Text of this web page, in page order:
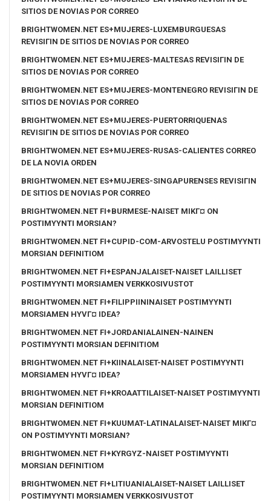
SITIOS DE NOVIAS POR CORREO
BRIGHTWOMEN.NET ES+MUJERES-LUXEMBURGUESAS
REVISIГІN DE SITIOS DE NOVIAS POR CORREO
BRIGHTWOMEN.NET ES+MUJERES-MALTESAS REVISIГІN DE
SITIOS DE NOVIAS POR CORREO
BRIGHTWOMEN.NET ES+MUJERES-MONTENEGRO REVISIГІN DE
SITIOS DE NOVIAS POR CORREO
BRIGHTWOMEN.NET ES+MUJERES-PUERTORRIQUENAS
REVISIГІN DE SITIOS DE NOVIAS POR CORREO
BRIGHTWOMEN.NET ES+MUJERES-RUSAS-CALIENTES CORREO
DE LA NOVIA ORDEN
BRIGHTWOMEN.NET ES+MUJERES-SINGAPURENSES REVISIГІN
DE SITIOS DE NOVIAS POR CORREO
BRIGHTWOMEN.NET FI+BURMESE-NAISET MIKГ¤ ON
POSTIMYYNTI MORSIAN?
BRIGHTWOMEN.NET FI+CUPID-COM-ARVOSTELU POSTIMYYNTI
MORSIAN DEFINITIOM
BRIGHTWOMEN.NET FI+ESPANJALAISET-NAISET LAILLISET
POSTIMYYNTI MORSIAMEN VERKKOSIVUSTOT
BRIGHTWOMEN.NET FI+FILIPPIININAISET POSTIMYYNTI
MORSIAMEN HYVГ¤ IDEA?
BRIGHTWOMEN.NET FI+JORDANIALAINEN-NAINEN
POSTIMYYNTI MORSIAN DEFINITIOM
BRIGHTWOMEN.NET FI+KIINALAISET-NAISET POSTIMYYNTI
MORSIAMEN HYVГ¤ IDEA?
BRIGHTWOMEN.NET FI+KROAATTILAISET-NAISET POSTIMYYNTI
MORSIAN DEFINITIOM
BRIGHTWOMEN.NET FI+KUUMAT-LATINALAISET-NAISET MIKГ¤
ON POSTIMYYNTI MORSIAN?
BRIGHTWOMEN.NET FI+KYRGYZ-NAISET POSTIMYYNTI
MORSIAN DEFINITIOM
BRIGHTWOMEN.NET FI+LITIUANIALAISET-NAISET LAILLISET
POSTIMYYNTI MORSIAMEN VERKKOSIVUSTOT